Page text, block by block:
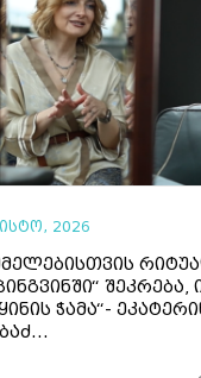
2026
შეკრება,
ჭამა“-